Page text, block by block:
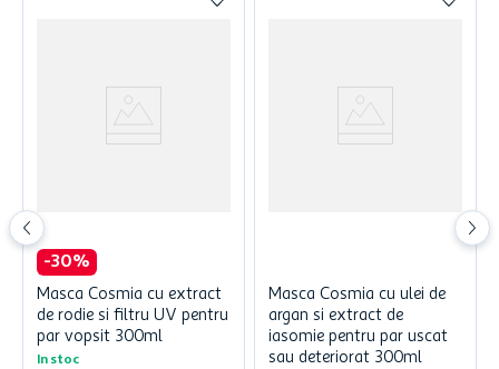
-30%
Masca Cosmia cu extract
de rodie si filtru UV pentru
par vopsit 300ml
In stoc
Masca Cosmia cu ulei de
argan si extract de
iasomie pentru par uscat
sau deteriorat 300ml